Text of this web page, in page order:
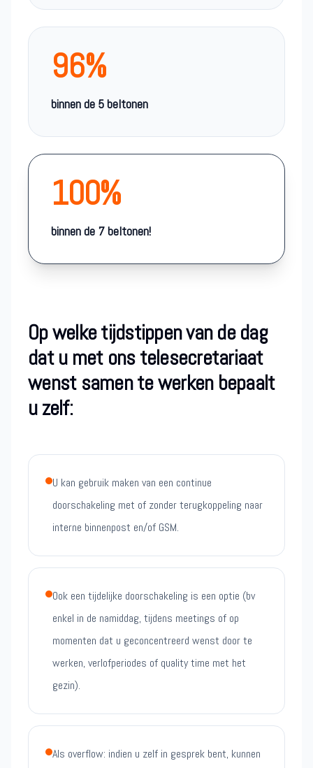
96%
binnen de 5 beltonen
100%
binnen de 7 beltonen!
Op welke tijdstippen van de dag
dat u met ons telesecretariaat
wenst samen te werken bepaalt
u zelf:
U kan gebruik maken van een continue
doorschakeling met of zonder terugkoppeling naar
interne binnenpost en/of GSM.
Ook een tijdelijke doorschakeling is een optie (bv
enkel in de namiddag, tijdens meetings of op
momenten dat u geconcentreerd wenst door te
werken, verlofperiodes of quality time met het
gezin).
Als overflow: indien u zelf in gesprek bent, kunnen